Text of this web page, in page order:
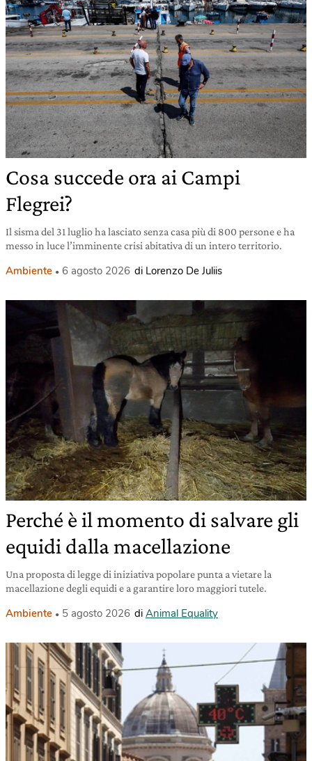
Cosa succede ora ai Campi
Flegrei?
Il sisma del 31 luglio ha lasciato senza casa più di 800 persone e ha
messo in luce l’imminente crisi abitativa di un intero territorio.
Ambiente 6 agosto 2026 di Lorenzo De Juliis
Perché è il momento di salvare gli
equidi dalla macellazione
Una proposta di legge di iniziativa popolare punta a vietare la
macellazione degli equidi e a garantire loro maggiori tutele.
Ambiente 5 agosto 2026 di Animal Equality